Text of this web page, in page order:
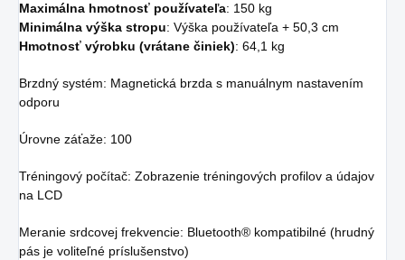
Maximálna hmotnosť používateľa: 150 kg
Minimálna výška stropu: Výška používateľa + 50,3 cm
Hmotnosť výrobku (vrátane činiek): 64,1 kg
Brzdný systém: Magnetická brzda s manuálnym nastavením
odporu
Úrovne záťaže: 100
Tréningový počítač: Zobrazenie tréningových profilov a údajov
na LCD
Meranie srdcovej frekvencie: Bluetooth® kompatibilné (hrudný
pás je voliteľné príslušenstvo)